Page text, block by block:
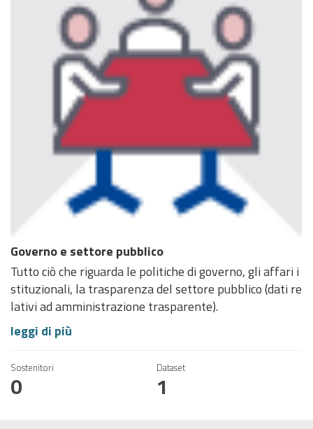
Governo e settore pubblico
Tutto ciò che riguarda le politiche di governo, gli affari i
stituzionali, la trasparenza del settore pubblico (dati re
lativi ad amministrazione trasparente).
leggi di più
Sostenitori
0
Dataset
1